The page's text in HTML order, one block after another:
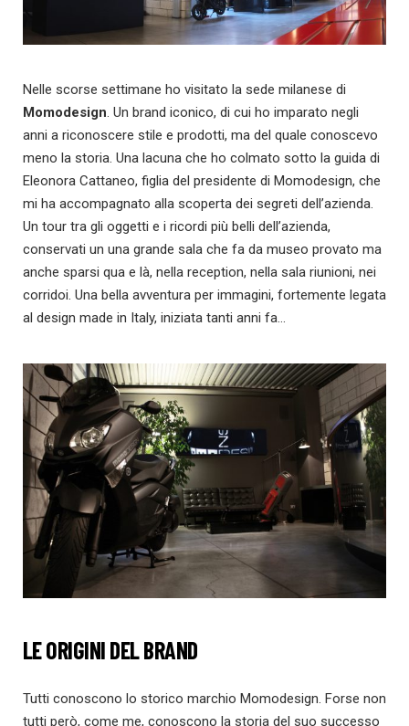
Nelle scorse settimane ho visitato la sede milanese di
Momodesign. Un brand iconico, di cui ho imparato negli
anni a riconoscere stile e prodotti, ma del quale conoscevo
meno la storia. Una lacuna che ho colmato sotto la guida di
Eleonora Cattaneo, figlia del presidente di Momodesign, che
mi ha accompagnato alla scoperta dei segreti dell’azienda.
Un tour tra gli oggetti e i ricordi più belli dell’azienda,
conservati un una grande sala che fa da museo provato ma
anche sparsi qua e là, nella reception, nella sala riunioni, nei
corridoi. Una bella avventura per immagini, fortemente legata
al design made in Italy, iniziata tanti anni fa…
LE ORIGINI DEL BRAND
Tutti conoscono lo storico marchio Momodesign. Forse non
tutti però, come me, conoscono la storia del suo successo